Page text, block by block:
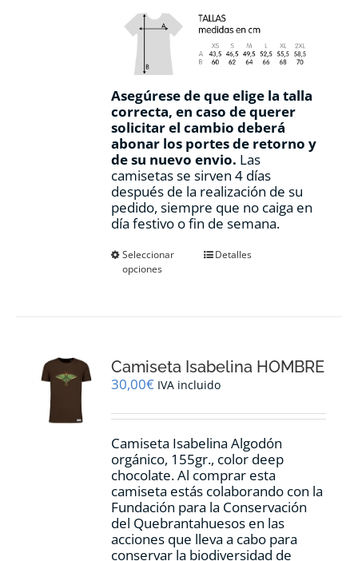
Asegúrese de que elige la talla
correcta, en caso de querer
solicitar el cambio deberá
abonar los portes de retorno y
de su nuevo envio. Las
camisetas se sirven 4 días
después de la realización de su
pedido, siempre que no caiga en
día festivo o fin de semana.
Seleccionar
opciones
Este
se
pueden
en
página
de
producto
Detalles
Camiseta Isabelina HOMBRE
30,00€ IVA incluido
Camiseta Isabelina Algodón
orgánico, 155gr., color deep
chocolate.Al comprar esta
camiseta estás colaborando con la
Fundación para la Conservación
del Quebrantahuesos en las
acciones que lleva a cabo para
conservar la biodiversidad de